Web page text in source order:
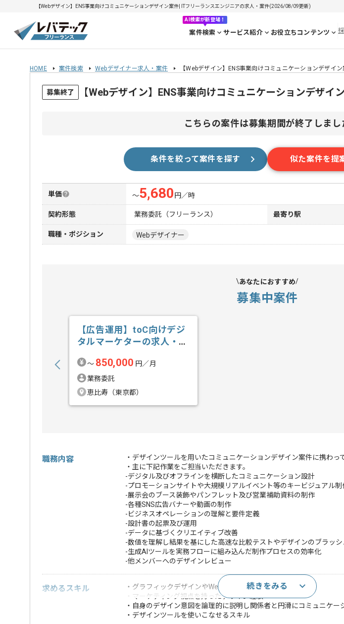
【Webデザイン】ENS事業向けコミュニケーションデザイン案件| ITフリーランスエンジニアの求人・案件(2026/08/09更新)
AI検索が新登場！
案件検索 サービス紹介 お役立ちコンテンツ
HOME 案件検索 Webデザイナー求人・案件 【Webデザイン】ENS事業向けコミュニケーションデザイン
募集終了 【Webデザイン】ENS事業向けコミュニケーションデザイ
こちらの案件は募集期間が終了しまし
条件を絞って案件を探す 似た案件を提
単価 〜5,680 円／時
契約形態 業務委託（フリーランス） 最寄り駅
職種・ポジション Webデザイナー
あなたにおすすめ
募集中案件
【広告運用】toC向けデジ
タルマーケターの求人・案
〜 850,000 円／月
業務委託
恵比寿（東京都）
職務内容
・デザインツールを用いたコミュニケーションデザイン案件に携わっ
・主に下記作業をご担当いただきます。
-デジタル及びオフラインを横断したコミュニケーション設計
-プロモーションサイトや大規模リアルイベント等のキービジュアル制
-展示会のブース装飾やパンフレット及び営業補助資料の制作
-各種SNS広告バナーや動画の制作
-ビジネスオペレーションの理解と要件定義
-設計書の起票及び運用
-データに基づくクリエイティブ改善
-数値を理解し結果を基にした高速な比較テストやデザインのブラッ
-生成AIツールを実務フローに組み込んだ制作プロセスの効率化
-他メンバーへのデザインレビュー
求めるスキル
・グラフィックデザインやWebデザインの実務経験(5年以上)
・マーケティング視点を持ったデザイン経験
・自身のデザイン意図を論理的に説明し関係者と円滑にコミュニケー
・デザインツールを使いこなせるスキル
続きをみる